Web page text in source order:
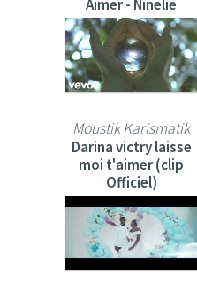
Aimer - Ninelie
Moustik Karismatik
Darina victry laisse
moi t'aimer (clip
Officiel)